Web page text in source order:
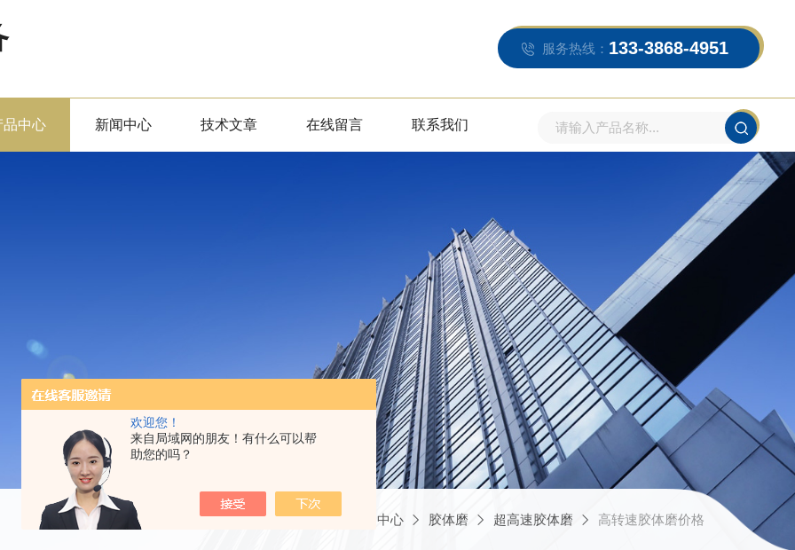
欢迎您！
来自局域网的朋友！有什么可以帮
助您的吗？
服务热线： 133-3868-4951
品中心 新闻中心 技术文章 在线留言 联系我们
当前位置：首页 产品中心 胶体磨 超高速胶体磨 高转速胶体磨价格